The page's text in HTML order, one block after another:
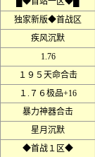
独家新版◆首战区
疾风沉默
1.76
１９５天命合击
１.７６极品+16
暴力神器合击
星月沉默
◆首战１区◆